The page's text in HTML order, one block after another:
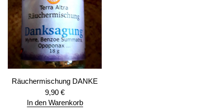
Räuchermischung DANKE
9,90 €
In den Warenkorb